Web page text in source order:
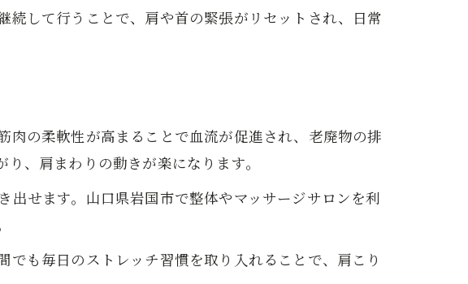
つ理由
ケア法
イミング
る方法
ア習慣
して行うことで、肩や首の緊張がリセットされ、日常
の柔軟性が高まることで血流が促進され、老廃物の排
、肩まわりの動きが楽になります。
せます。山口県岩国市で整体やマッサージサロンを利
でも毎日のストレッチ習慣を取り入れることで、肩こり